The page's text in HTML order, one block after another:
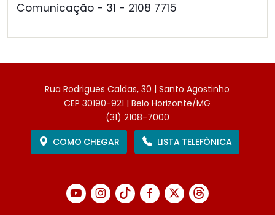
Comunicação - 31 - 2108 7715
Rua Rodrigues Caldas, 30 | Santo Agostinho
CEP 30190-921 | Belo Horizonte/MG
(31) 2108-7000
COMO CHEGAR
LISTA TELEFÔNICA